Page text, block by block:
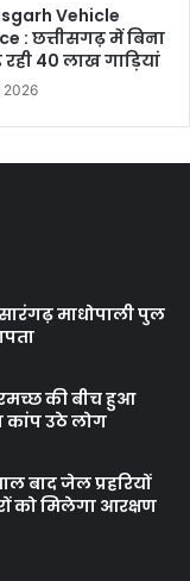
Vehicle
: छत्तीसगढ़ में बिना
रही 40 लाख गाड़ियां
2026
माधोपाली पुल
की बीच हुआ
कांप उठे लोग
बाद जेल प्रहरियों
को मिलेगा आरक्षण